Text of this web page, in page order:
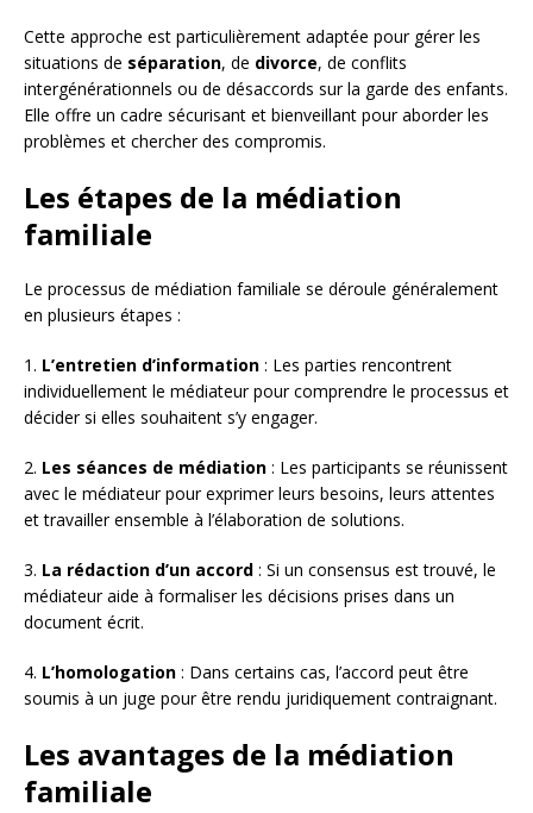
Cette approche est particulièrement adaptée pour gérer les
situations de séparation, de divorce, de conflits
intergénérationnels ou de désaccords sur la garde des enfants.
Elle offre un cadre sécurisant et bienveillant pour aborder les
problèmes et chercher des compromis.
Les étapes de la médiation
familiale
Le processus de médiation familiale se déroule généralement
en plusieurs étapes :
1. L’entretien d’information : Les parties rencontrent
individuellement le médiateur pour comprendre le processus et
décider si elles souhaitent s’y engager.
2. Les séances de médiation : Les participants se réunissent
avec le médiateur pour exprimer leurs besoins, leurs attentes
et travailler ensemble à l’élaboration de solutions.
3. La rédaction d’un accord : Si un consensus est trouvé, le
médiateur aide à formaliser les décisions prises dans un
document écrit.
4. L’homologation : Dans certains cas, l’accord peut être
soumis à un juge pour être rendu juridiquement contraignant.
Les avantages de la médiation
familiale